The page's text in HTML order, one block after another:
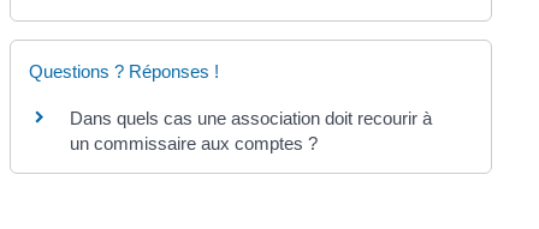
Questions ? Réponses !
Dans quels cas une association doit recourir à
un commissaire aux comptes ?